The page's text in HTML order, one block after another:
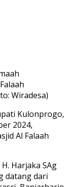
Wiradesa)
Kulonprogo,
2024,
Al Falaah
Harjaka SAg
datang dari